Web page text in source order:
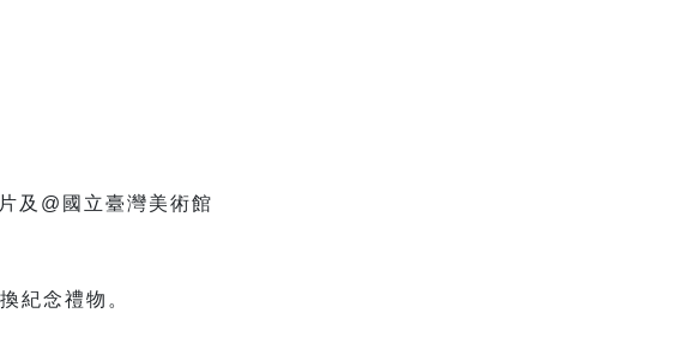
及@國立臺灣美術館
紀念禮物。